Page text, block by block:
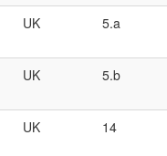
UK 5.a
UK 5.b
UK 14